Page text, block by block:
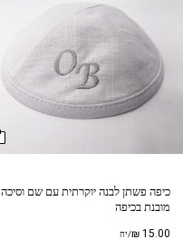
כיפה פשתן לבנה יוקרתית עם שם וסיכה
מובנת בכיפה
₪ 15.00 /יח